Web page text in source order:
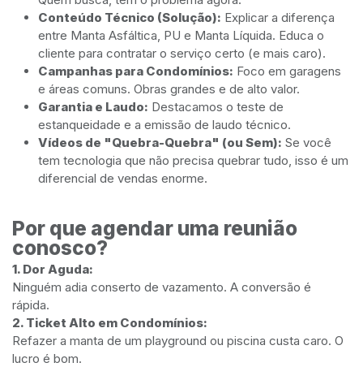
Conteúdo Técnico (Solução): Explicar a diferença
entre Manta Asfáltica, PU e Manta Líquida. Educa o
cliente para contratar o serviço certo (e mais caro).
Campanhas para Condomínios: Foco em garagens
e áreas comuns. Obras grandes e de alto valor.
Garantia e Laudo: Destacamos o teste de
estanqueidade e a emissão de laudo técnico.
Vídeos de "Quebra-Quebra" (ou Sem): Se você
tem tecnologia que não precisa quebrar tudo, isso é um
diferencial de vendas enorme.
Por que agendar uma reunião
conosco?
1. Dor Aguda:
Ninguém adia conserto de vazamento. A conversão é
rápida.
2. Ticket Alto em Condomínios:
Refazer a manta de um playground ou piscina custa caro. O
lucro é bom.